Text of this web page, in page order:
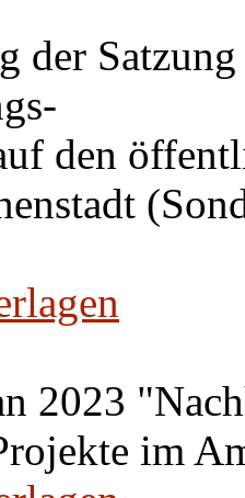
der
den
2023
im